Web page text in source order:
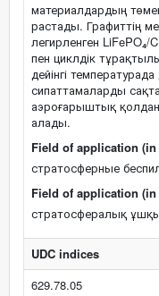
материалдардың
растады. Графиттің
легирленген
пен циклдік
дейінгі
сипаттамаларды
аэроғарыштық
алады.
Field of application (in
стратосферные
Field of application (in
стратосфералық
UDC indices
629.78.05